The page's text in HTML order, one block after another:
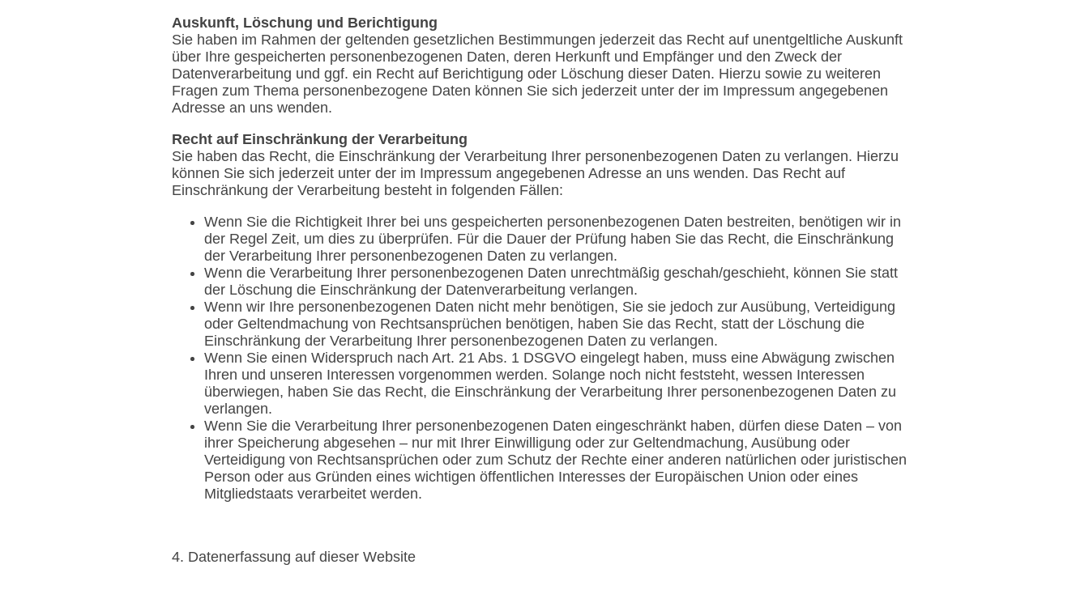
Auskunft, Löschung und Berichtigung
Sie haben im Rahmen der geltenden gesetzlichen Bestimmungen jederzeit das Recht auf unentgeltliche Auskunft
über Ihre gespeicherten personenbezogenen Daten, deren Herkunft und Empfänger und den Zweck der
Datenverarbeitung und ggf. ein Recht auf Berichtigung oder Löschung dieser Daten. Hierzu sowie zu weiteren
Fragen zum Thema personenbezogene Daten können Sie sich jederzeit unter der im Impressum angegebenen
Adresse an uns wenden.
Recht auf Einschränkung der Verarbeitung
Sie haben das Recht, die Einschränkung der Verarbeitung Ihrer personenbezogenen Daten zu verlangen. Hierzu
können Sie sich jederzeit unter der im Impressum angegebenen Adresse an uns wenden. Das Recht auf
Einschränkung der Verarbeitung besteht in folgenden Fällen:
Wenn Sie die Richtigkeit Ihrer bei uns gespeicherten personenbezogenen Daten bestreiten, benötigen wir in
der Regel Zeit, um dies zu überprüfen. Für die Dauer der Prüfung haben Sie das Recht, die Einschränkung
der Verarbeitung Ihrer personenbezogenen Daten zu verlangen.
Wenn die Verarbeitung Ihrer personenbezogenen Daten unrechtmäßig geschah/geschieht, können Sie statt
der Löschung die Einschränkung der Datenverarbeitung verlangen.
Wenn wir Ihre personenbezogenen Daten nicht mehr benötigen, Sie sie jedoch zur Ausübung, Verteidigung
oder Geltendmachung von Rechtsansprüchen benötigen, haben Sie das Recht, statt der Löschung die
Einschränkung der Verarbeitung Ihrer personenbezogenen Daten zu verlangen.
Wenn Sie einen Widerspruch nach Art. 21 Abs. 1 DSGVO eingelegt haben, muss eine Abwägung zwischen
Ihren und unseren Interessen vorgenommen werden. Solange noch nicht feststeht, wessen Interessen
überwiegen, haben Sie das Recht, die Einschränkung der Verarbeitung Ihrer personenbezogenen Daten zu
verlangen.
Wenn Sie die Verarbeitung Ihrer personenbezogenen Daten eingeschränkt haben, dürfen diese Daten – von
ihrer Speicherung abgesehen – nur mit Ihrer Einwilligung oder zur Geltendmachung, Ausübung oder
Verteidigung von Rechtsansprüchen oder zum Schutz der Rechte einer anderen natürlichen oder juristischen
Person oder aus Gründen eines wichtigen öffentlichen Interesses der Europäischen Union oder eines
Mitgliedstaats verarbeitet werden.
4. Datenerfassung auf dieser Website